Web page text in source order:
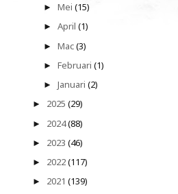
► Mei (15)
► April (1)
► Mac(3)
► Februari (1)
► Januari (2)
► 2025(29)
► 2024(88)
► 2023(46)
► 2022(117)
► 2021(139)